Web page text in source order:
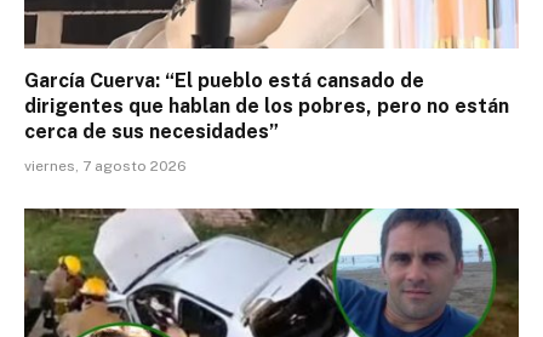
García Cuerva: “El pueblo está cansado de
dirigentes que hablan de los pobres, pero no están
cerca de sus necesidades”
viernes, 7 agosto 2026